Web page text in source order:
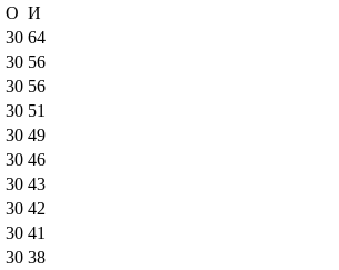
О И
30 64
30 56
30 56
30 51
30 49
30 46
30 43
30 42
30 41
30 38